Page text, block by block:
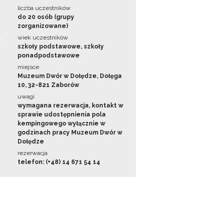
liczba uczestników
do 20 osób (grupy
zorganizowane)
wiek uczestników
szkoły podstawowe, szkoły
ponadpodstawowe
miejsce
Muzeum Dwór w Dołędze, Dołęga
10, 32-821 Zaborów
uwagi
wymagana rezerwacja, kontakt w
sprawie udostępnienia pola
kempingowego wyłącznie w
godzinach pracy Muzeum Dwór w
Dołędze
rezerwacja
telefon: (+48) 14 671 54 14